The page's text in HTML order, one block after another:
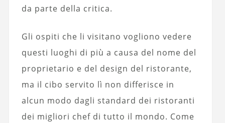
da parte della critica.
Gli ospiti che li visitano vogliono vedere
questi luoghi di più a causa del nome del
proprietario e del design del ristorante,
ma il cibo servito lì non differisce in
alcun modo dagli standard dei ristoranti
dei migliori chef di tutto il mondo. Come